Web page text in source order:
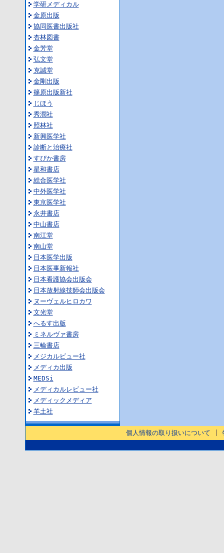
学研メディカル
金原出版
協同医書出版社
杏林図書
金芳堂
弘文堂
克誠堂
金剛出版
篠原出版新社
じほう
秀潤社
照林社
新興医学社
診断と治療社
すぴか書房
星和書店
総合医学社
中外医学社
東京医学社
永井書店
中山書店
南江堂
南山堂
日本医学出版
日本医事新報社
日本看護協会出版会
日本放射線技師会出版会
ヌーヴェルヒロカワ
文光堂
へるす出版
ミネルヴァ書房
三輪書店
メジカルビュー社
メディカ出版
MEDSi
メディカルレビュー社
メディックメディア
羊土社
個人情報の取り扱いについて